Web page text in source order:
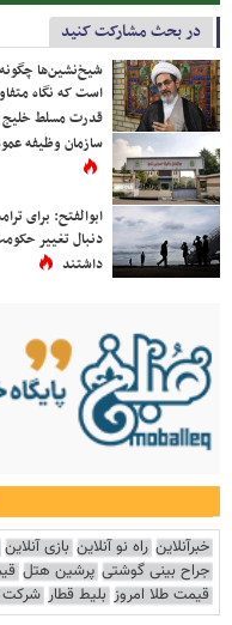
در بحث مشارکت کنید
شیخ‌نشین‌ها
است که نگاه
قدرت مسلط
سازمان وظیفه
ابوالفتح: برای
دنبال تغییر
داشتند
خبرآنلاین راه نو آنلاین بازی آنلاین
جراح بینی گوشتی پرشین هتل
قیمت طلا امروز بلیط قطار شرکت